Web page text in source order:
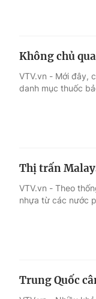
Không chủ
VTV.vn - Mới đây,
danh mục thuốc
Thị trấn
VTV.vn - Theo
nhựa từ các nước
Trung Quốc